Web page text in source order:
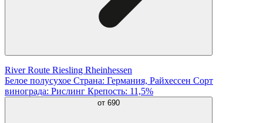
River Route Riesling Rheinhessen
Белое полусухое Страна: Германия, Райхессен Сорт
винограда: Рислинг Крепость: 11,5%
от 690